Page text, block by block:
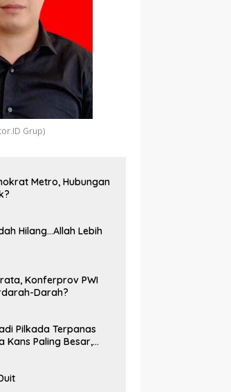
Grup)
Metro, Hubungan
Hilang…Allah Lebih
Konferprov PWI
Darah?
Pilkada Terpanas
Kans Paling Besar,